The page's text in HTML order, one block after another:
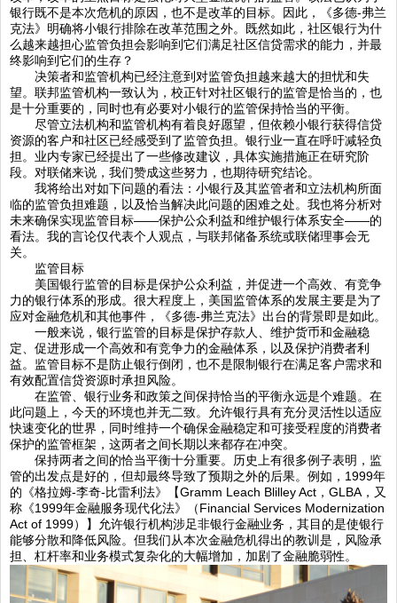
银行既不是本次危机的原因，也不是改革的目标。因此，《多德-弗兰
克法》明确将小银行排除在改革范围之外。既然如此，社区银行为什
么越来越担心监管负担会影响到它们满足社区信贷需求的能力，并最
终影响到它们的生存？
决策者和监管机构已经注意到对监管负担越来越大的担忧和失
望。联邦监管机构一致认为，校正针对社区银行的监管是恰当的，也
是十分重要的，同时也有必要对小银行的监管保持恰当的平衡。
尽管立法机构和监管机构有着良好愿望，但依赖小银行获得信贷
资源的客户和社区已经感受到了监管负担。银行业一直在呼吁减轻负
担。业内专家已经提出了一些修改建议，具体实施措施正在研究阶
段。对联储来说，我们赞成这些努力，也期待研究结论。
我将给出对如下问题的看法：小银行及其监管者和立法机构所面
临的监管负担难题，以及恰当解决此问题的困难之处。我也将分析对
未来确保实现监管目标——保护公众利益和维护银行体系安全——的
看法。我的言论仅代表个人观点，与联邦储备系统或联储理事会无
关。
监管目标
美国银行监管的目标是保护公众利益，并促进一个高效、有竞争
力的银行体系的形成。很大程度上，美国监管体系的发展主要是为了
应对金融危机和其他事件，《多德-弗兰克法》出台的背景即是如此。
一般来说，银行监管的目标是保护存款人、维护货币和金融稳
定、促进形成一个高效和有竞争力的金融体系，以及保护消费者利
益。监管目标不是防止银行倒闭，也不是限制银行在满足客户需求和
有效配置信贷资源时承担风险。
在监管、银行业务和政策之间保持恰当的平衡永远是个难题。在
此问题上，今天的环境也并无二致。允许银行具有充分灵活性以适应
快速变化的世界，同时维持一个确保金融稳定和可接受程度的消费者
保护的监管框架，这两者之间长期以来都存在冲突。
保持两者之间的恰当平衡十分重要。历史上有很多例子表明，监
管的出发点是好的，但却最终导致了预期之外的后果。例如，1999年
的《格拉姆-李奇-比雷利法》【Gramm Leach Blilley Act，GLBA，又
称《1999年金融服务现代化法》（Financial Services Modernization
Act of 1999）】允许银行机构涉足非银行金融业务，其目的是使银行
能够分散和降低风险。但我们从本次金融危机得出的教训是，风险承
担、杠杆率和业务模式复杂化的大幅增加，加剧了金融脆弱性。